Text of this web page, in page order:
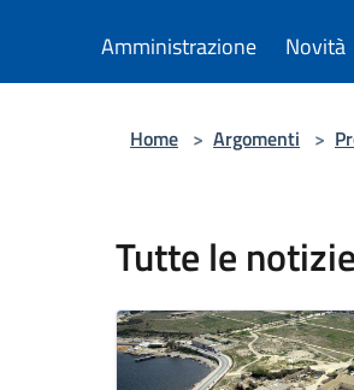
Amministrazione Novità
Home > Argomenti >
Tutte le